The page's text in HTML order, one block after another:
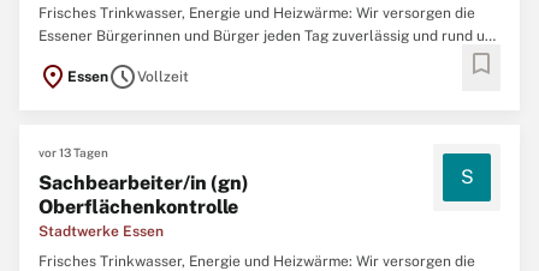
Frisches Trinkwasser, Energie und Heizwärme: Wir versorgen die
Essener Bürgerinnen und Bürger jeden Tag zuverlässig und rund um
die Uhr. In 150 Jahren Unternehmensgeschichte entwickelten sich
die Stadtwerke Essen vom Gas- und Wasserversorger zum heutigen
location_on EssenscheduleVollzeit bookmark
vor 13 Tagen
Sachbearbeiter/in (gn)
Oberflächenkontrolle
Stadtwerke Essen
S
Frisches Trinkwasser, Energie und Heizwärme: Wir versorgen die